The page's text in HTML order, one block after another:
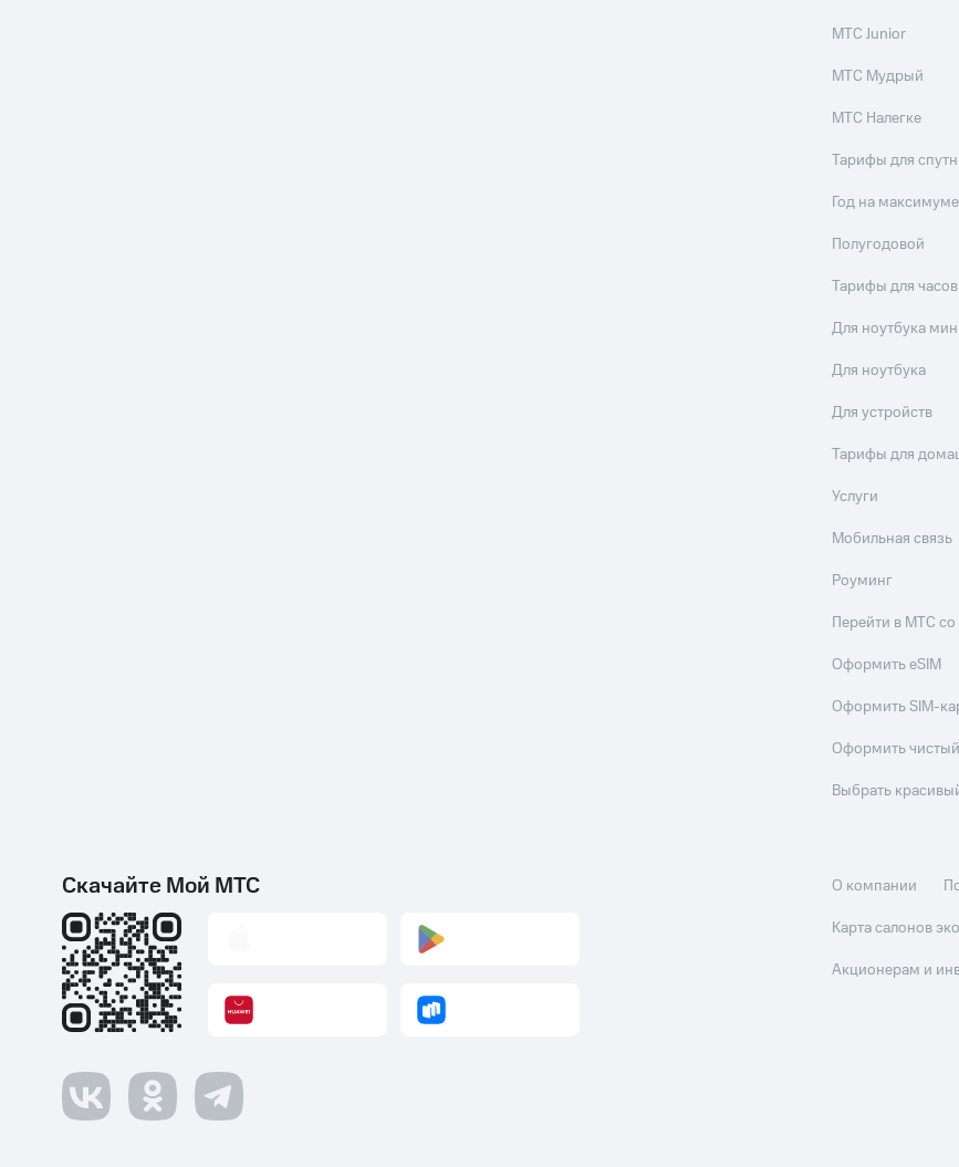
МТС Junior
МТС Мудрый
МТС Налегке
Тарифы для
Год на максимуме
Полугодовой
Тарифы для
Для ноутбука
Для ноутбука
Для устройств
Тарифы для
Услуги
Мобильная связь
Роуминг
Перейти в МТС
Оформить eSIM
Оформить SIM-
Оформить
Выбрать
Скачайте Мой МТС О компании
Карта салонов
Акционерам и